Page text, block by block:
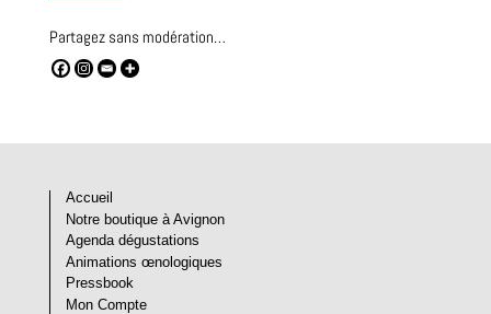
Partagez sans modération…
Accueil
Notre boutique à Avignon
Agenda dégustations
Animations œnologiques
Pressbook
Mon Compte